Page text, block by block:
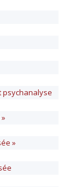
psychanalyse
»